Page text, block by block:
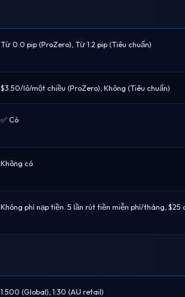
Từ 0.0 pip (ProZero), Từ 1.2 pip (Tiêu chuẩn)
$3.50/lô/một chiều (ProZero), Không (Tiêu chuẩn)
✅ Có
Không có
Không phí nạp tiền. 5 lần rút tiền miễn phí/tháng, $25
1:500 (Global), 1:30 (AU retail)